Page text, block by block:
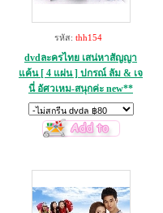
รหัส: thh154
dvdละครไทย เสน่หาสัญญา
แค้น [ 4 แผ่น ] ปกรณ์ ลัม & เจ
นี่ อัศวเหม-สนุกค่ะ new**